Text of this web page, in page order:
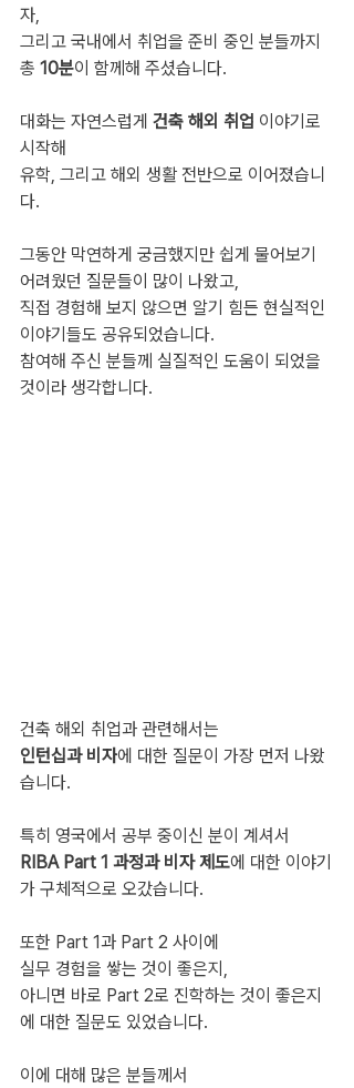
자,
그리고 국내에서 취업을 준비 중인 분들까지
총 10분이 함께해 주셨습니다.
대화는 자연스럽게 건축 해외 취업 이야기로
시작해
유학, 그리고 해외 생활 전반으로 이어졌습니
다.
그동안 막연하게 궁금했지만 쉽게 물어보기
어려웠던 질문들이 많이 나왔고,
직접 경험해 보지 않으면 알기 힘든 현실적인
이야기들도 공유되었습니다.
참여해 주신 분들께 실질적인 도움이 되었을
것이라 생각합니다.
건축 해외 취업과 관련해서는
인턴십과 비자에 대한 질문이 가장 먼저 나왔
습니다.
특히 영국에서 공부 중이신 분이 계셔서
RIBA Part 1 과정과 비자 제도에 대한 이야기
가 구체적으로 오갔습니다.
또한 Part 1과 Part 2 사이에
실무 경험을 쌓는 것이 좋은지,
아니면 바로 Part 2로 진학하는 것이 좋은지
에 대한 질문도 있었습니다.
이에 대해 많은 분들께서